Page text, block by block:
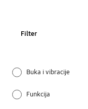
Filter
Buka i vibracije
Funkcija